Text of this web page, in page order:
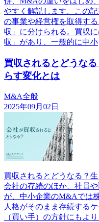
やすく解説します。この
の事業や経営権を取得す
収」に分けられる。買収
収」があり、一般的に中小
買収されるとどうな
らす変化とは
M&A全般
2025年09月02日
買収されるとどうなる？
会社の存続のほか、社員
が、中小企業のM&Aでは
人格がそのまま存続する
（買い手）の方針にもよ